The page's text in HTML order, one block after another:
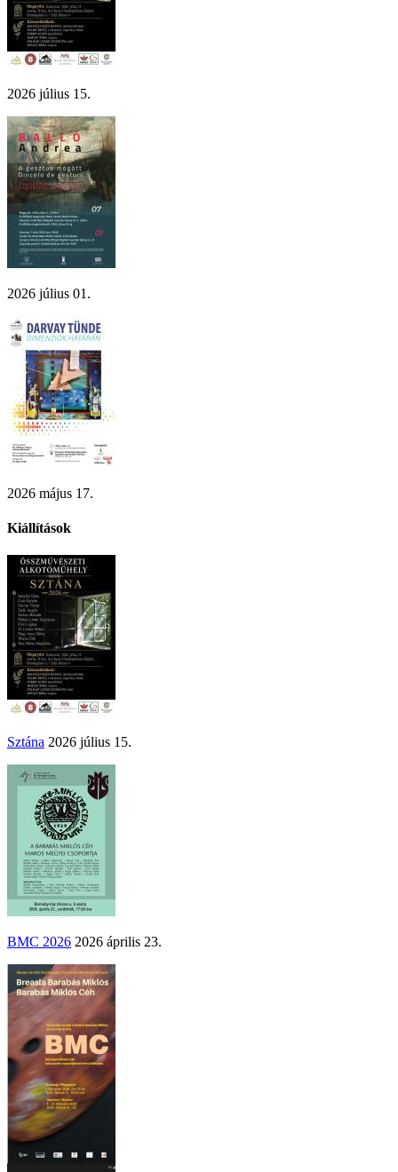
2026 július 15.
2026 július 01.
2026 május 17.
Kiállítások
Sztána 2026 július 15.
BMC 2026 2026 április 23.